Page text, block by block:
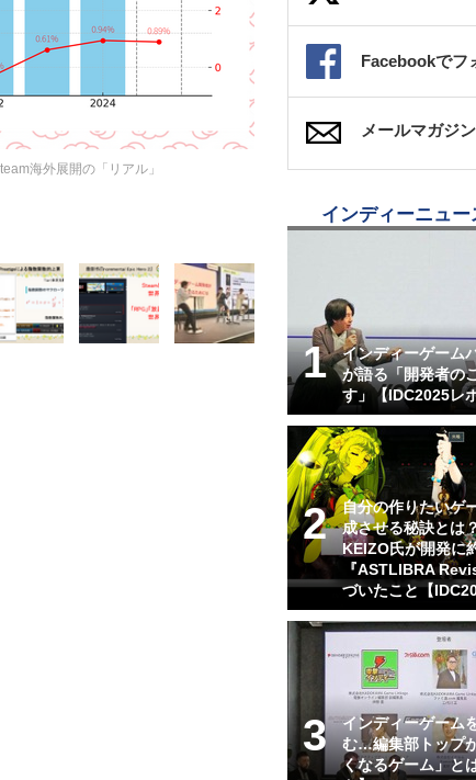
海外展開の「リアル」
Facebookでフ
メールマガジン
インディーニュ
インディーゲーム
が語る「開発者の
す」【IDC2025レ
自分の作りたいゲ
成させる秘訣とは
KEIZO氏が開発に
『ASTLIBRA
づいたこと【
インディーゲーム
む…編集部トップ
くなるゲーム」と